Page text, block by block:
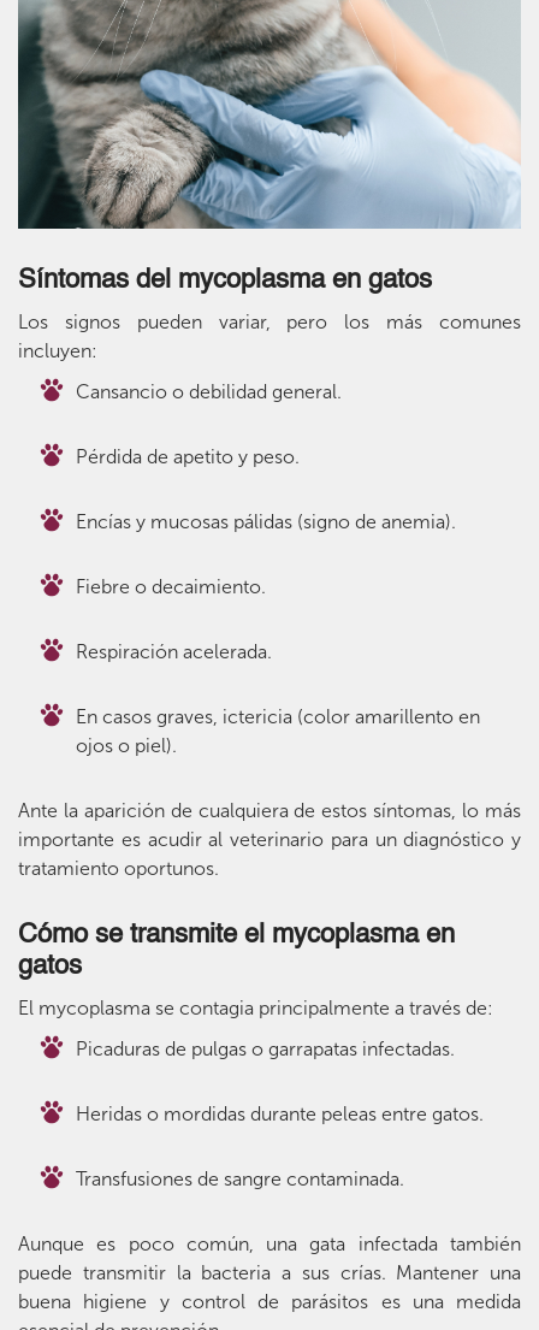
Síntomas del mycoplasma en gatos
Los signos pueden variar, pero los más comunes
incluyen:
Cansancio o debilidad general.
Pérdida de apetito y peso.
Encías y mucosas pálidas (signo de anemia).
Fiebre o decaimiento.
Respiración acelerada.
En casos graves, ictericia (color amarillento en
ojos o piel).
Ante la aparición de cualquiera de estos síntomas, lo más
importante es acudir al veterinario para un diagnóstico y
tratamiento oportunos.
Cómo se transmite el mycoplasma en
gatos
El mycoplasma se contagia principalmente a través de:
Picaduras de pulgas o garrapatas infectadas.
Heridas o mordidas durante peleas entre gatos.
Transfusiones de sangre contaminada.
Aunque es poco común, una gata infectada también
puede transmitir la bacteria a sus crías. Mantener una
buena higiene y control de parásitos es una medida